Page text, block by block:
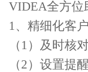
VIDEA全方位
1、精细化客
（1）及时核
（2）设置提